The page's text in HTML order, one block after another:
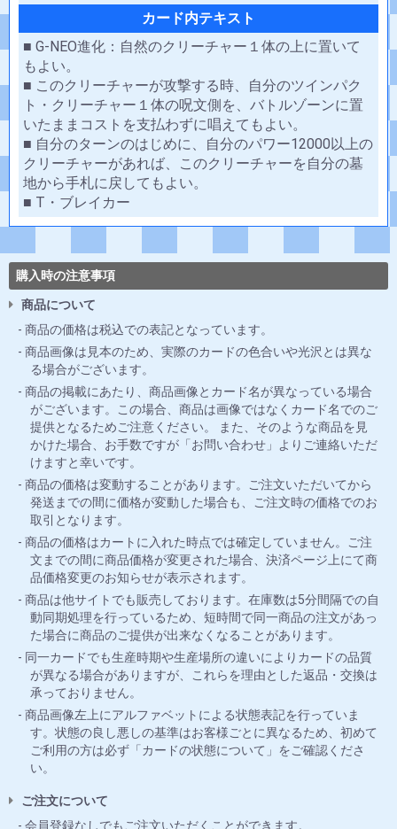
カード内テキスト
■ G-NEO進化：自然のクリーチャー１体の上に置いて
もよい。
■ このクリーチャーが攻撃する時、自分のツインパク
ト・クリーチャー１体の呪文側を、バトルゾーンに置
いたままコストを支払わずに唱えてもよい。
■ 自分のターンのはじめに、自分のパワー12000以上の
クリーチャーがあれば、このクリーチャーを自分の墓
地から手札に戻してもよい。
■ T・ブレイカー
購入時の注意事項
商品について
商品の価格は税込での表記となっています。
商品画像は見本のため、実際のカードの色合いや光沢とは異な
る場合がございます。
商品の掲載にあたり、商品画像とカード名が異なっている場合
がございます。この場合、商品は画像ではなくカード名でのご
提供となるためご注意ください。 また、そのような商品を見
かけた場合、お手数ですが「お問い合わせ」よりご連絡いただ
けますと幸いです。
商品の価格は変動することがあります。ご注文いただいてから
発送までの間に価格が変動した場合も、ご注文時の価格でのお
取引となります。
商品の価格はカートに入れた時点では確定していません。ご注
文までの間に商品価格が変更された場合、決済ページ上にて商
品価格変更のお知らせが表示されます。
商品は他サイトでも販売しております。在庫数は5分間隔での自
動同期処理を行っているため、短時間で同一商品の注文があっ
た場合に商品のご提供が出来なくなることがあります。
同一カードでも生産時期や生産場所の違いによりカードの品質
が異なる場合がありますが、これらを理由とした返品・交換は
承っておりません。
商品画像左上にアルファベットによる状態表記を行っていま
す。状態の良し悪しの基準はお客様ごとに異なるため、初めて
ご利用の方は必ず「カードの状態について」をご確認くださ
い。
ご注文について
会員登録なしでもご注文いただくことができます。